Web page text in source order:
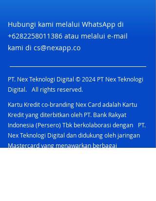
Hubungi kami melalui WhatsApp di
+6282258011386 atau melalui e-mail
kami di cs@nexapp.co
PT. Nex Teknologi Digital © 2024 PT Nex Teknologi
Digital. All rights reserved.
Kartu Kredit co-branding Nex Card adalah Kartu
Kredit yang diterbitkan oleh PT. Bank Rakyat
Indonesia (Persero) Tbk berkolaborasi dengan PT.
Nex Teknologi Digital dan didukung oleh jaringan
Mastercard yang menawarkan berbagai